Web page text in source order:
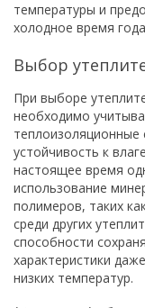
температуры и
холодное время
Выбор
При выборе
необходимо
теплоизоляционные
устойчивость к
настоящее время
использование
полимеров, таких
среди других
способности
характеристики
низких температур.